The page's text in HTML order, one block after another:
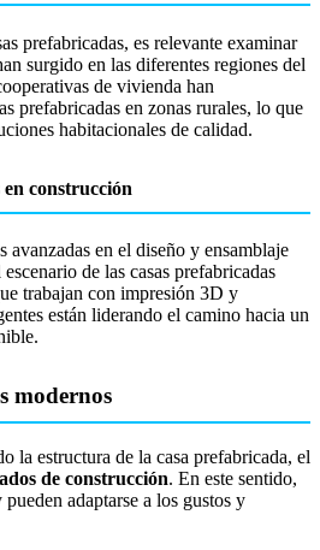
prefabricadas, es relevante examinar
surgido en las diferentes regiones del
de vivienda han
prefabricadas en zonas rurales, lo que
habitacionales de calidad.
construcción
en el diseño y ensamblaje
de las casas prefabricadas
trabajan con impresión 3D y
están liderando el camino hacia un
modernos
la estructura de la casa prefabricada, el
de construcción. En este sentido,
adaptarse a los gustos y